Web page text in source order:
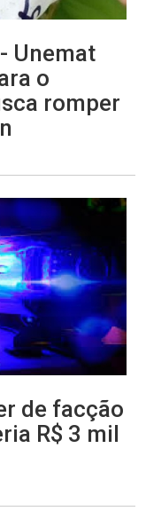
Unemat
o
romper
de facção
R$ 3 mil